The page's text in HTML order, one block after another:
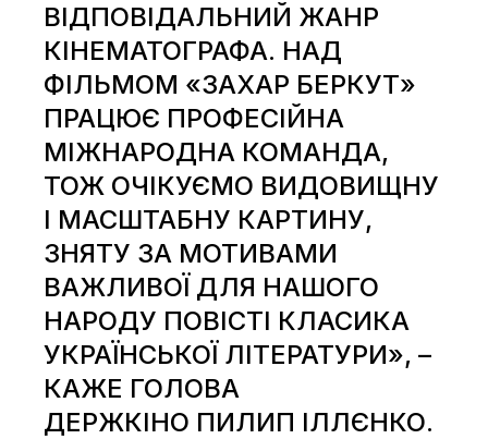
ВІДПОВІДАЛЬНИЙ ЖАНР
КІНЕМАТОГРАФА. НАД
ФІЛЬМОМ «ЗАХАР БЕРКУТ»
ПРАЦЮЄ ПРОФЕСІЙНА
МІЖНАРОДНА КОМАНДА,
ТОЖ ОЧІКУЄМО ВИДОВИЩНУ
І МАСШТАБНУ КАРТИНУ,
ЗНЯТУ ЗА МОТИВАМИ
ВАЖЛИВОЇ ДЛЯ НАШОГО
НАРОДУ ПОВІСТІ КЛАСИКА
УКРАЇНСЬКОЇ ЛІТЕРАТУРИ», –
КАЖЕ ГОЛОВА
ДЕРЖКІНО ПИЛИП ІЛЛЄНКО.